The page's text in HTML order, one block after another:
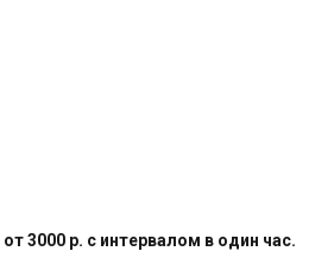
от 3000 р. с интервалом в один час.